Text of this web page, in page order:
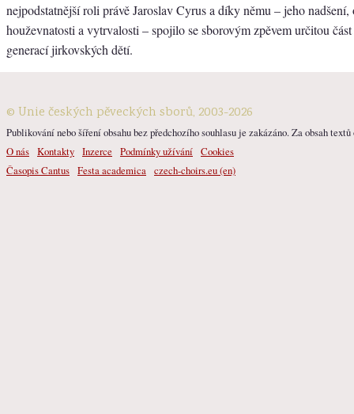
nejpodstatnější roli právě Jaroslav Cyrus a díky němu – jeho nadšení,
houževnatosti a vytrvalosti – spojilo se sborovým zpěvem určitou
generací jirkovských dětí.
© Unie českých pěveckých sborů, 2003-2026
Publikování nebo šíření obsahu bez předchozího souhlasu je zakázáno. Za obsah
O nás Kontakty Inzerce Podmínky užívání Cookies
Časopis Cantus Festa academica czech-choirs.eu (en)